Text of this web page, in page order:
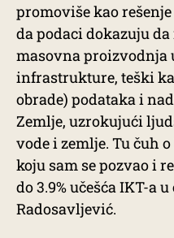
promoviše kao
da podaci dokazuju
masovna proizvodnja
infrastrukture, teški
obrade) podataka i
Zemlje, uzrokujući
vode i zemlje. Tu čuh
koju sam se pozvao i
do 3.9% učešća IKT-a
Radosavljević.